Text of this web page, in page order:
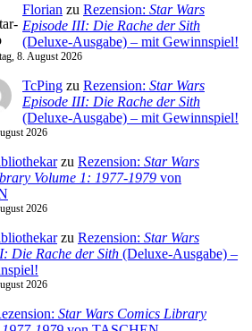
Florian zu Rezension: Star Wars
Episode III: Die Rache der Sith
(Deluxe-Ausgabe) – mit Gewinnspiel!
8. August 2026
TcPing zu Rezension: Star Wars
Episode III: Die Rache der Sith
(Deluxe-Ausgabe) – mit Gewinnspiel!
2026
zu Rezension: Star Wars
Volume 1: 1977-1979 von
2026
zu Rezension: Star Wars
Die Rache der Sith (Deluxe-Ausgabe) –
2026
Star Wars Comics Library